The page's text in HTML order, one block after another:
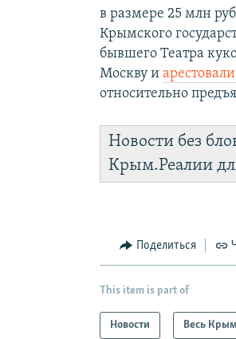
в размере 25 млн
Крымского
бывшего Театра
Москву и
относительно
Новости без
Крым.Реалии
Поделиться
This item is part of
Новости Весь Крым